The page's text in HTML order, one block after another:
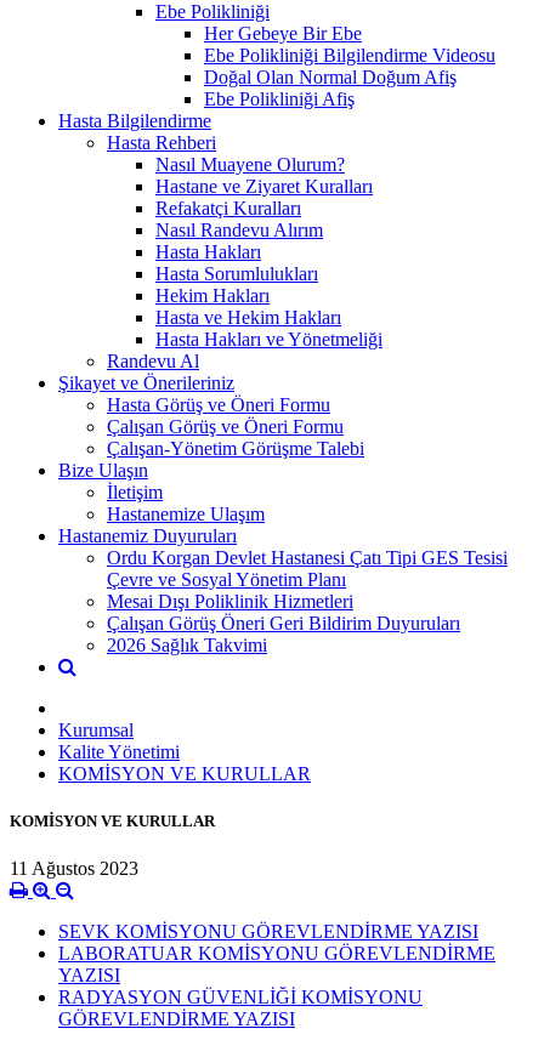
Ebe Polikliniği
Her Gebeye Bir Ebe
Ebe Polikliniği Bilgilendirme Videosu
Doğal Olan Normal Doğum Afiş
Ebe Polikliniği Afiş
Hasta Bilgilendirme
Hasta Rehberi
Nasıl Muayene Olurum?
Hastane ve Ziyaret Kuralları
Refakatçi Kuralları
Nasıl Randevu Alırım
Hasta Hakları
Hasta Sorumlulukları
Hekim Hakları
Hasta ve Hekim Hakları
Hasta Hakları ve Yönetmeliği
Randevu Al
Şikayet ve Önerileriniz
Hasta Görüş ve Öneri Formu
Çalışan Görüş ve Öneri Formu
Çalışan-Yönetim Görüşme Talebi
Bize Ulaşın
İletişim
Hastanemize Ulaşım
Hastanemiz Duyuruları
Ordu Korgan Devlet Hastanesi Çatı Tipi GES Tesisi
Çevre ve Sosyal Yönetim Planı
Mesai Dışı Poliklinik Hizmetleri
Çalışan Görüş Öneri Geri Bildirim Duyuruları
2026 Sağlık Takvimi
Kurumsal
Kalite Yönetimi
KOMİSYON VE KURULLAR
KOMİSYON VE KURULLAR
11 Ağustos 2023
SEVK KOMİSYONU GÖREVLENDİRME YAZISI
LABORATUAR KOMİSYONU GÖREVLENDİRME
YAZISI
RADYASYON GÜVENLİĞİ KOMİSYONU
GÖREVLENDİRME YAZISI